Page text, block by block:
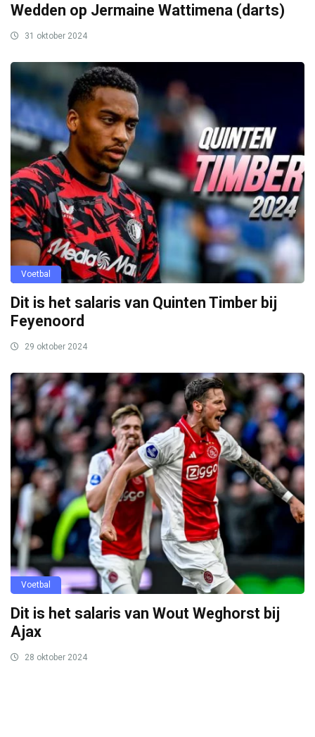
Wedden op Jermaine Wattimena (darts)
31 oktober 2024
Voetbal
Dit is het salaris van Quinten Timber bij
Feyenoord
29 oktober 2024
Voetbal
Dit is het salaris van Wout Weghorst bij
Ajax
28 oktober 2024